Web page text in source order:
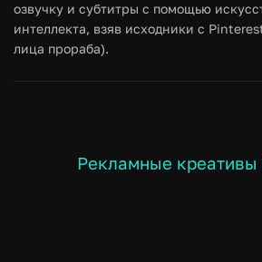
озвучку и субтитры с помощью
интеллекта, взяв исходники с
лица прораба).
Рекламные креативы